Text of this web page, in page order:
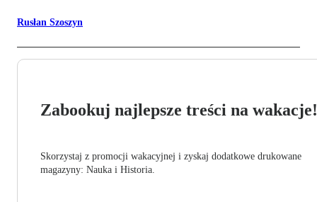
Rusłan Szoszyn
Zabookuj najlepsze treści na wakacje!
Skorzystaj z promocji wakacyjnej i zyskaj dodatkowe drukowane
magazyny: Nauka i Historia.